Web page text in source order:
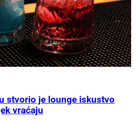
stvorio je lounge iskustvo
vraćaju